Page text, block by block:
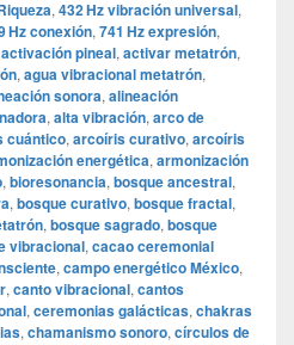
, 432 Hz vibración universal,
Hz conexión, 741 Hz expresión,
pineal, activar metatrón,
, agua vibracional metatrón,
sonora, alineación
, alta vibración, arco de
cuántico, arcoíris curativo, arcoíris
energética, armonización
, bioresonancia, bosque ancestral,
, bosque curativo, bosque fractal,
, bosque sagrado, bosque
vibracional, cacao ceremonial
, campo energético México,
, canto vibracional, cantos
, ceremonias galácticas, chakras
, chamanismo sonoro, círculos de